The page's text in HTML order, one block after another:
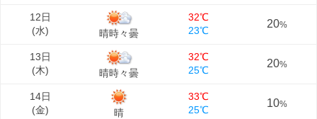
12日
(水) 晴時々曇
32℃
23℃
20%
13日
(木) 晴時々曇
32℃
25℃
20%
14日
(金) 晴
33℃
25℃
10%